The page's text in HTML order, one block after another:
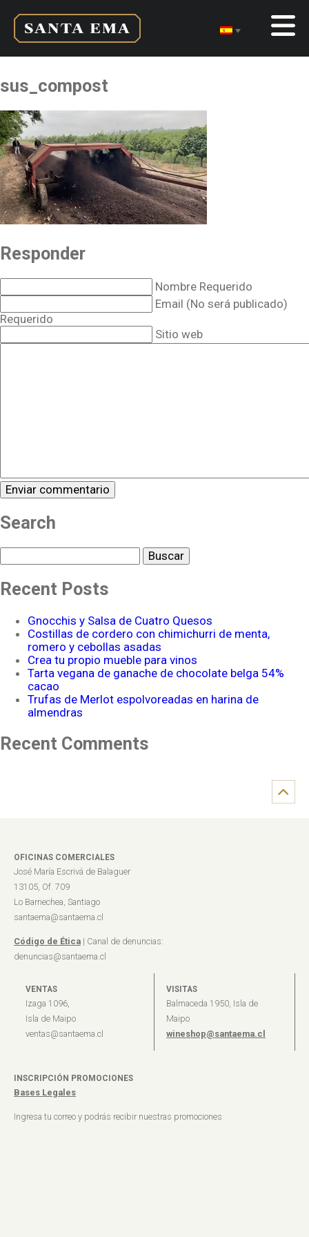
sus_compost
Responder
Nombre Requerido
Email (No será publicado)
Requerido
Sitio web
Search
Recent Posts
Gnocchis y Salsa de Cuatro Quesos
Costillas de cordero con chimichurri de menta,
romero y cebollas asadas
Crea tu propio mueble para vinos
Tarta vegana de ganache de chocolate belga 54%
cacao
Trufas de Merlot espolvoreadas en harina de
almendras
Recent Comments
OFICINAS COMERCIALES
José María Escrivá de Balaguer
13105, Of. 709
Lo Barnechea, Santiago
santaema@santaema.cl
Código de Ética | Canal de denuncias:
denuncias@santaema.cl
VENTAS
Izaga 1096,
Isla de Maipo
ventas@santaema.cl
VISITAS
Balmaceda 1950, Isla de
Maipo
wineshop@santaema.cl
INSCRIPCIÓN PROMOCIONES
Bases Legales
Ingresa tu correo y podrás recibir nuestras promociones